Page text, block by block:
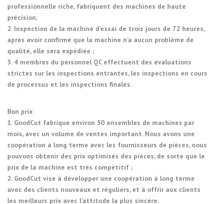
professionnelle riche, fabriquent des machines de haute
précision;
2. Inspection de la machine d’essai de trois jours de 72 heures,
après avoir confirmé que la machine n’a aucun problème de
qualité, elle sera expédiée ;
3. 4 membres du personnel QC effectuent des évaluations
strictes sur les inspections entrantes, les inspections en cours
de processus et les inspections finales.
Bon prix
1. GoodCut fabrique environ 50 ensembles de machines par
mois, avec un volume de ventes important. Nous avons une
coopération à long terme avec les fournisseurs de pièces, nous
pouvons obtenir des prix optimisés des pièces, de sorte que le
prix de la machine est très compétitif ;
2. GoodCut vise à développer une coopération à long terme
avec des clients nouveaux et réguliers, et à offrir aux clients
les meilleurs prix avec l’attitude la plus sincère.